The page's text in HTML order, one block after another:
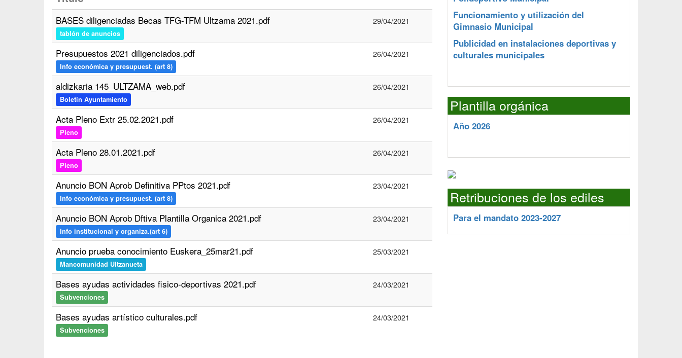
BASES diligenciadas Becas TFG-TFM Ultzama 2021.pdf
tablón de anuncios
29/04/2021
Presupuestos 2021 diligenciados.pdf
Info económica y presupuest. (art 8)
26/04/2021
aldizkaria 145_ULTZAMA_web.pdf
Boletín Ayuntamiento
26/04/2021
Acta Pleno Extr 25.02.2021.pdf
Pleno
26/04/2021
Acta Pleno 28.01.2021.pdf
Pleno
26/04/2021
Anuncio BON Aprob Definitiva PPtos 2021.pdf
Info económica y presupuest. (art 8)
23/04/2021
Anuncio BON Aprob Dftiva Plantilla Organica 2021.pdf
Info institucional y organiza.(art 6)
23/04/2021
Anuncio prueba conocimiento Euskera_25mar21.pdf
Mancomunidad Ultzanueta
25/03/2021
Bases ayudas actividades fisico-deportivas 2021.pdf
Subvenciones
24/03/2021
Bases ayudas artístico culturales.pdf
Subvenciones
24/03/2021
Funcionamiento y utilización del
Gimnasio Municipal
Publicidad en instalaciones deportivas y
culturales municipales
Plantilla orgánica
Año 2026
Retribuciones de los ediles
Para el mandato 2023-2027